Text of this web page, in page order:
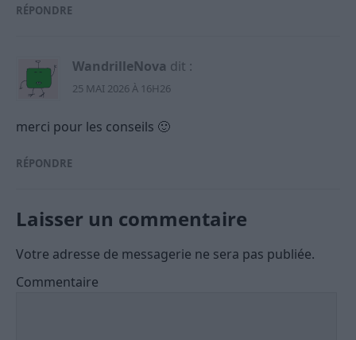
RÉPONDRE
WandrilleNova dit :
25 MAI 2026 À 16H26
merci pour les conseils 🙂
RÉPONDRE
Laisser un commentaire
Votre adresse de messagerie ne sera pas publiée.
Commentaire